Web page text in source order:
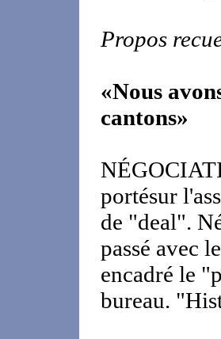
Propos
«Nous
cantons»
portésur
de "deal".
passé avec
encadré le
bureau.